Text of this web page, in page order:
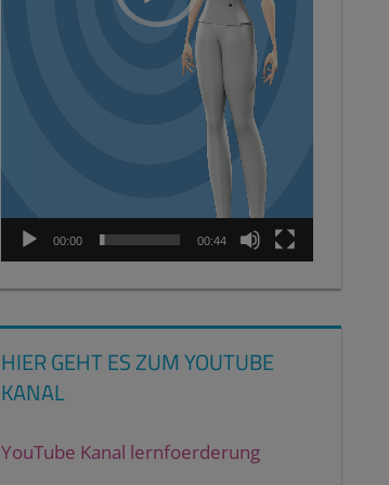
00:00 00:44
HIER GEHT ES ZUM YOUTUBE
KANAL
YouTube Kanal lernfoerderung